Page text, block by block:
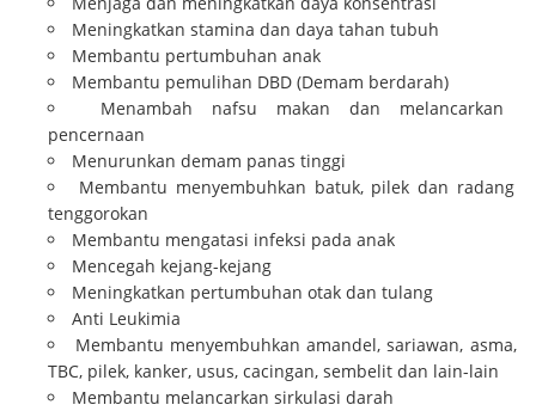
Meningkatkan stamina dan daya tahan tubuh
Membantu pertumbuhan anak
Membantu pemulihan DBD (Demam berdarah)
Menambah nafsu makan dan melancarkan
pencernaan
Menurunkan demam panas tinggi
Membantu menyembuhkan batuk, pilek dan radang
tenggorokan
Membantu mengatasi infeksi pada anak
Mencegah kejang-kejang
Meningkatkan pertumbuhan otak dan tulang
Anti Leukimia
Membantu menyembuhkan amandel, sariawan, asma,
TBC, pilek, kanker, usus, cacingan, sembelit dan lain-lain
Membantu melancarkan sirkulasi darah